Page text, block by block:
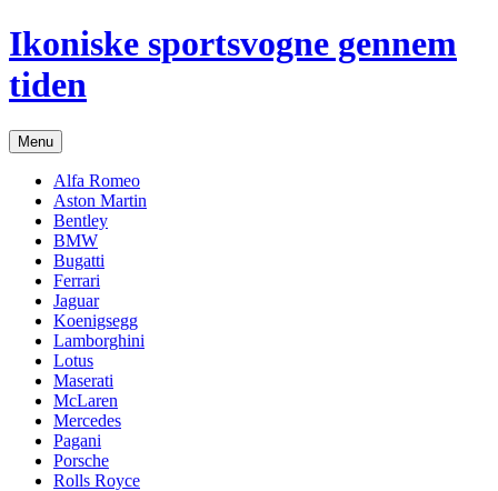
Hop
til
indhold
Ikoniske sportsvogne gennem
tiden
Menu
Alfa Romeo
Aston Martin
Bentley
BMW
Bugatti
Ferrari
Jaguar
Koenigsegg
Lamborghini
Lotus
Maserati
McLaren
Mercedes
Pagani
Porsche
Rolls Royce